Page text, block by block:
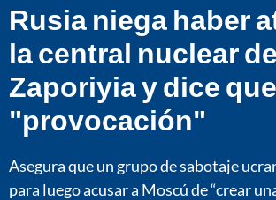
Rusia niega haber
la central nuclear de
Zaporiyia y dice
"provocación"
Asegura que un grupo de sabotaje
para luego acusar a Moscú de “crear